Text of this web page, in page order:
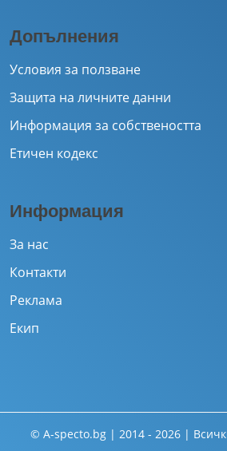
Допълнения
Условия за ползване
Защита на личните данни
Информация за собствеността
Етичен кодекс
Информация
За нас
Контакти
Реклама
Екип
© A-specto.bg | 2014 - 2026 |